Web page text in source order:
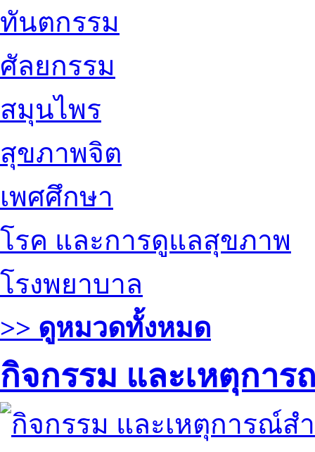
ทันตกรรม
ศัลยกรรม
สมุนไพร
สุขภาพจิต
เพศศึกษา
โรค และการดูแลสุขภาพ
โรงพยาบาล
>> ดูหมวดทั้งหมด
กิจกรรม และเหตุกา